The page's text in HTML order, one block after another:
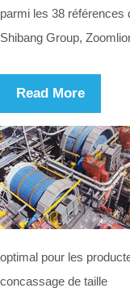
parmi les 38 références
Shibang Group,
Read More
optimal pour les
concassage de taille